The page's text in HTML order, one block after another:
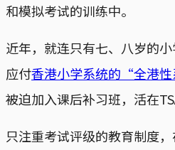
和模拟考试的训练中。
近年，就连只有七、八岁的
应付香港小学系统的“全港性
被迫加入课后补习班，活在
只注重考试评级的教育制度